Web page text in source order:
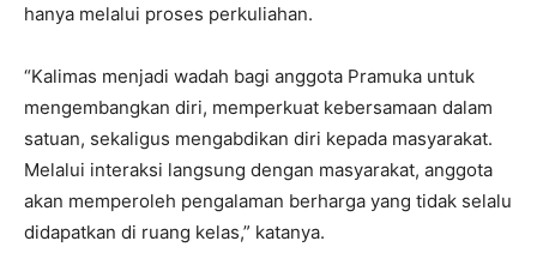
hanya melalui proses perkuliahan.
“Kalimas menjadi wadah bagi anggota Pramuka untuk
mengembangkan diri, memperkuat kebersamaan dalam
satuan, sekaligus mengabdikan diri kepada masyarakat.
Melalui interaksi langsung dengan masyarakat, anggota
akan memperoleh pengalaman berharga yang tidak selalu
didapatkan di ruang kelas,” katanya.